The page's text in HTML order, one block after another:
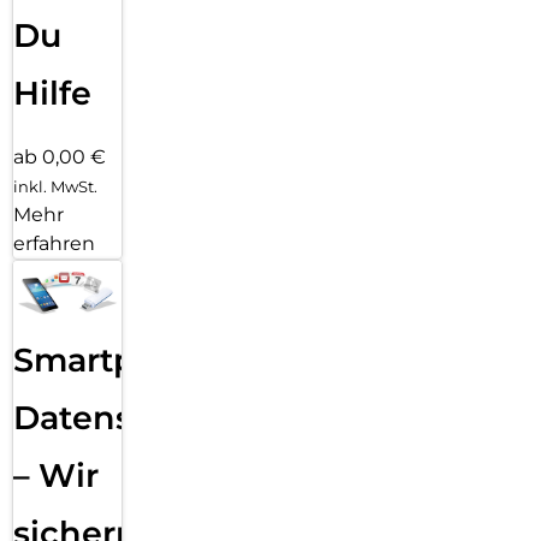
Du
Hilfe
ab 0,00 €
inkl. MwSt.
Mehr
erfahren
Smartphone
Datensicherung
– Wir